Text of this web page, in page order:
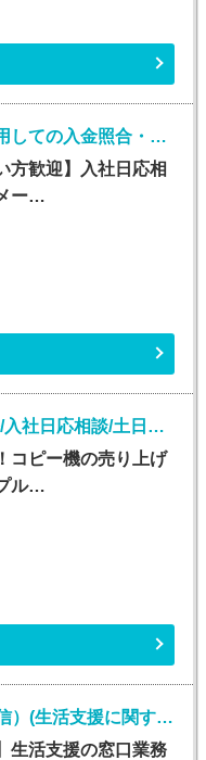
一般事務(Excelやシステムを使用しての入金照合・入力業務)
方歓迎】入社日応相
ー…
オフィス事務(売上チェック事務/入社日応相談/土日祝休み)
コピー機の売り上げ
ル…
コールセンター・テレオペ（受信）(生活支援に関する問合せ窓口/平日のみ)
生活支援の窓口業務